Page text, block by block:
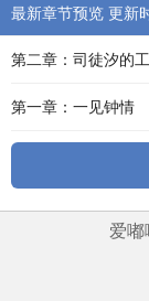
最新章节预览 更新
第二章：司徒汐的
第一章：一见钟情
爱嘟